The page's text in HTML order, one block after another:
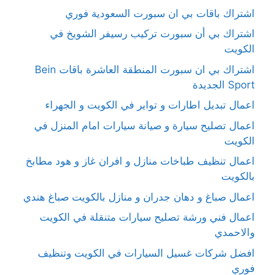
اشتراك باقات بي ان سبورت السعودية فوري
اشتراك بي أن سبورت تركيب رسيفر الشويخ في
الكويت
اشتراك بي ان سبورت المنطقة العاشرة باقات Bein
Sport الجديدة
اعمال تبديل اطارات و تواير في الكويت و الجهراء
اعمال تصليح سيارة و صيانة سيارات امام المنزل في
الكويت
اعمال تنظيف طباخات منازل و افران غاز و هود مطابخ
بالكويت
اعمال صباغ و دهان جدران و منازل بالكويت صباغ هندي
اعمال فني ورشة تصليح سيارات متنقلة في الكويت
والاحمدي
افضل شركات غسيل السيارات في الكويت وتنظيف
فوري